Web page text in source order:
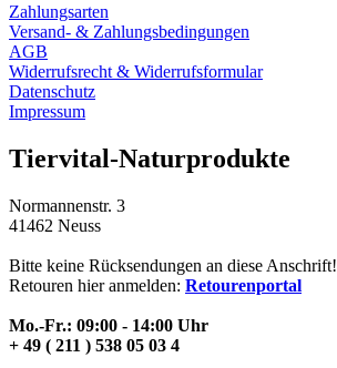
Zahlungsarten
Versand- & Zahlungsbedingungen
AGB
Widerrufsrecht & Widerrufsformular
Datenschutz
Impressum
Tiervital-Naturprodukte
Normannenstr. 3
41462 Neuss
Bitte keine Rücksendungen an diese Anschrift!
Retouren hier anmelden: Retourenportal
Mo.-Fr.: 09:00 - 14:00 Uhr
+ 49 ( 211 ) 538 05 03 4